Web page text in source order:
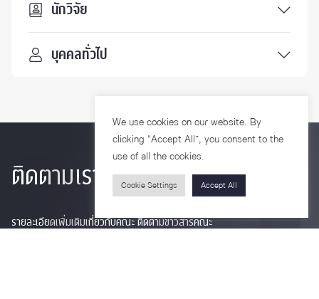
นักวิจัย
บุคคลทั่วไป
ติดตามเรา
รายละเอียดเพิ่มเติมเกี่ยวกับคณะ ติดตามข่าวสารคณะ
We use cookies on our website. By
clicking “Accept All”, you consent to the
use of all the cookies.
Cookie Settings Accept All